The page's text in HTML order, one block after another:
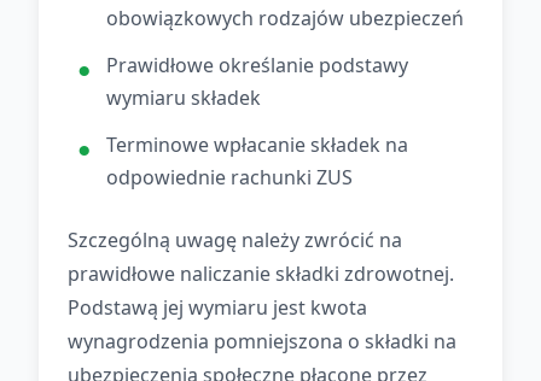
obowiązkowych rodzajów ubezpieczeń
Prawidłowe określanie podstawy
wymiaru składek
Terminowe wpłacanie składek na
odpowiednie rachunki ZUS
Szczególną uwagę należy zwrócić na
prawidłowe naliczanie składki zdrowotnej.
Podstawą jej wymiaru jest kwota
wynagrodzenia pomniejszona o składki na
ubezpieczenia społeczne płacone przez